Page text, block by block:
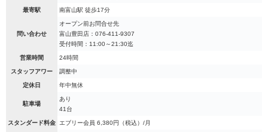
最寄駅 南富山駅 徒歩17分
問い合わせ
オープン前お問合せ先
富山豊田店：076-411-9307
受付時間：11:00～21:30迄
営業時間 24時間
スタッフアワー 調整中
定休日 年中無休
駐車場
あり
41台
スタンダード料金 エブリー会員 6,380円（税込）/月